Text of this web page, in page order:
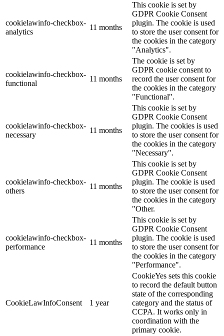
cookielawinfo-checkbox-
analytics
11 months
This cookie is set by
GDPR Cookie Consent
plugin. The cookie is used
to store the user consent for
the cookies in the category
"Analytics".
cookielawinfo-checkbox-
functional
11 months
The cookie is set by
GDPR cookie consent to
record the user consent for
the cookies in the category
"Functional".
cookielawinfo-checkbox-
necessary
11 months
This cookie is set by
GDPR Cookie Consent
plugin. The cookies is used
to store the user consent for
the cookies in the category
"Necessary".
cookielawinfo-checkbox-
others
11 months
This cookie is set by
GDPR Cookie Consent
plugin. The cookie is used
to store the user consent for
the cookies in the category
"Other.
cookielawinfo-checkbox-
performance
11 months
This cookie is set by
GDPR Cookie Consent
plugin. The cookie is used
to store the user consent for
the cookies in the category
"Performance".
CookieLawInfoConsent 1 year
CookieYes sets this cookie
to record the default button
state of the corresponding
category and the status of
CCPA. It works only in
coordination with the
primary cookie.